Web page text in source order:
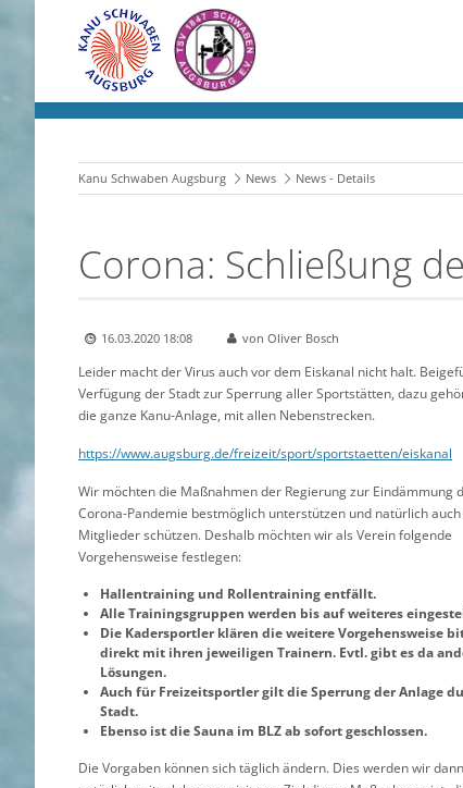
Kanu Schwaben Augsburg News News - Details
Corona: Schließung
16.03.2020 18:08 von Oliver Bosch
Leider macht der Virus auch vor dem Eiskanal nicht halt.
Verfügung der Stadt zur Sperrung aller Sportstätten, dazu
die ganze Kanu-Anlage, mit allen Nebenstrecken.
https://www.augsburg.de/freizeit/sport/sportstaetten/eiskanal
Wir möchten die Maßnahmen der Regierung zur Eindämmung
Corona-Pandemie bestmöglich unterstützen und natürlich
Mitglieder schützen. Deshalb möchten wir als Verein folgende
Vorgehensweise festlegen:
Hallentraining und Rollentraining entfällt.
Alle Trainingsgruppen werden bis auf weiteres
Die Kadersportler klären die weitere Vorgehensweise
direkt mit ihren jeweiligen Trainern. Evtl. gibt es da
Lösungen.
Auch für Freizeitsportler gilt die Sperrung der Anlage
Stadt.
Ebenso ist die Sauna im BLZ ab sofort geschlossen.
Die Vorgaben können sich täglich ändern. Dies werden wir dann